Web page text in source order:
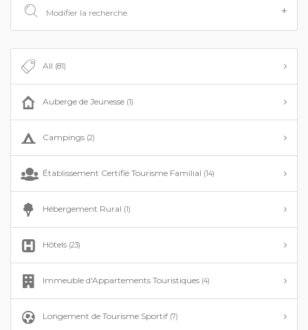
Modifier la recherche
All (81)
Auberge de Jeunesse (1)
Campings (2)
Établissement Certifié Tourisme Familial (14)
Hébergement Rural (1)
Hôtels (23)
Immeuble d'Appartements Touristiques (4)
Longement de Tourisme Sportif (7)